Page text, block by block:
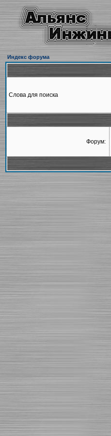
Индекс форума
Слова для поиска
Форум: